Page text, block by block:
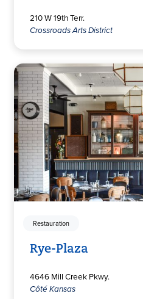
210 W 19th Terr.
Crossroads Arts District
Restauration
Rye-Plaza
4646 Mill Creek Pkwy.
Côté Kansas